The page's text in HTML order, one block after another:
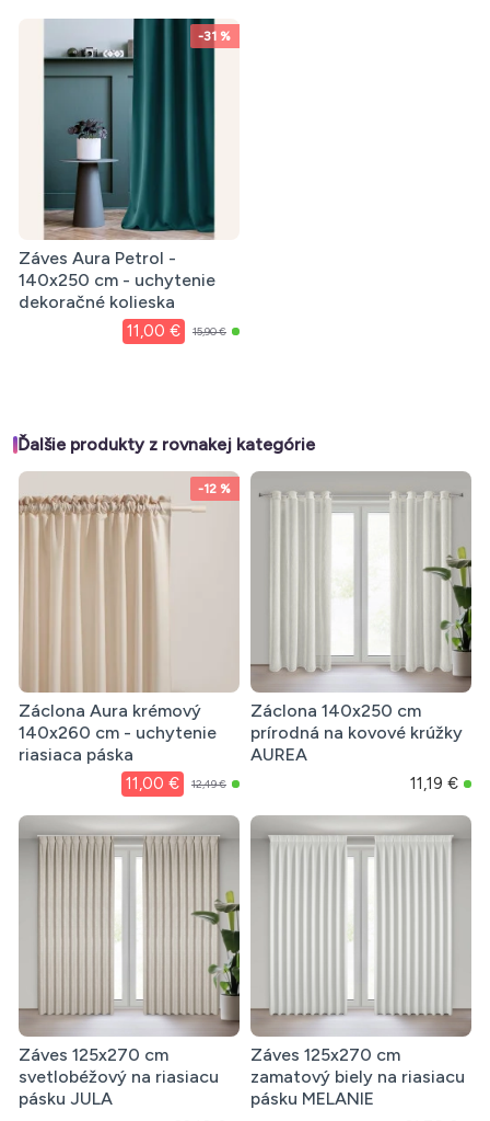
-31 %
Záves Aura Petrol -
140x250 cm - uchytenie
dekoračné kolieska
11,00 € 15,90 €
Ďalšie produkty z rovnakej kategórie
-12 %
Záclona Aura krémový
140x260 cm - uchytenie
riasiaca páska
11,00 € 12,49 €
Záclona 140x250 cm
prírodná na kovové krúžky
AUREA
11,19 €
Záves 125x270 cm
svetlobéžový na riasiacu
pásku JULA
Záves 125x270 cm
zamatový biely na riasiacu
pásku MELANIE